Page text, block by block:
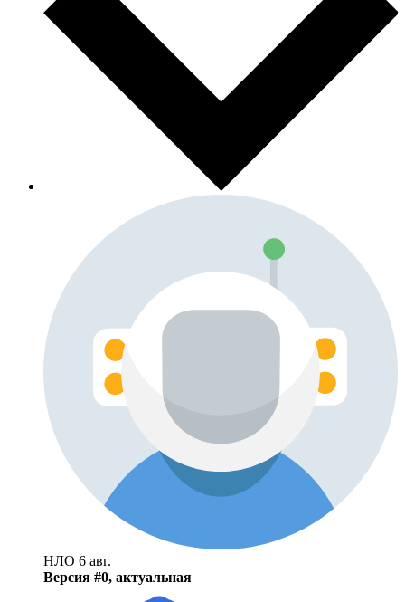
НЛО 6 авг.
Версия #0, актуальная